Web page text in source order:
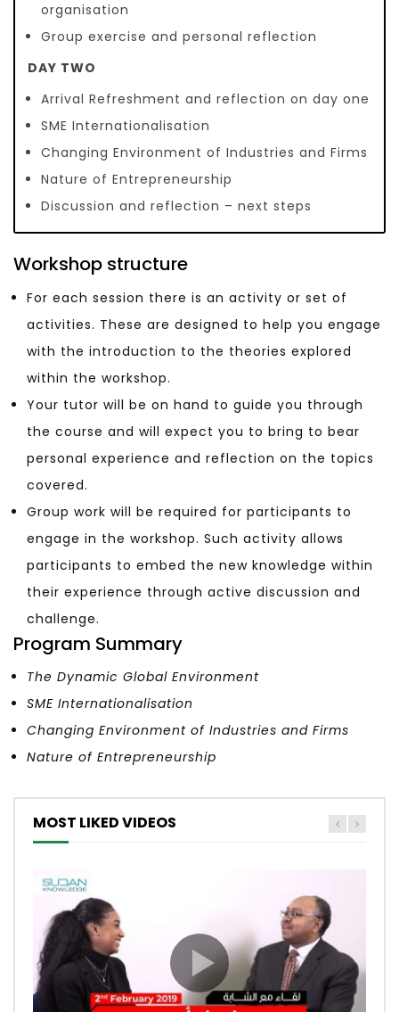
organisation
Group exercise and personal reflection
DAY TWO
Arrival Refreshment and reflection on day one
SME Internationalisation
Changing Environment of Industries and Firms
Nature of Entrepreneurship
Discussion and reflection – next steps
Workshop structure
For each session there is an activity or set of
activities. These are designed to help you engage
with the introduction to the theories explored
within the workshop.
Your tutor will be on hand to guide you through
the course and will expect you to bring to bear
personal experience and reflection on the topics
covered.
Group work will be required for participants to
engage in the workshop. Such activity allows
participants to embed the new knowledge within
their experience through active discussion and
challenge.
Program Summary
The Dynamic Global Environment
SME Internationalisation
Changing Environment of Industries and Firms
Nature of Entrepreneurship
MOST LIKED VIDEOS